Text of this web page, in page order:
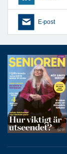
E-post